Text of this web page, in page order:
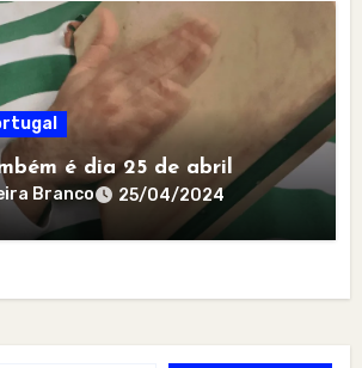
é dia 25 de abril
Branco 25/04/2024